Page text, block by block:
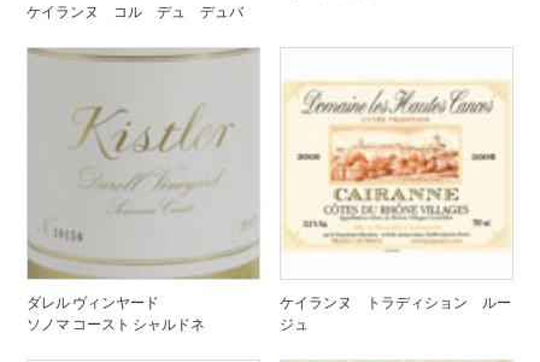
ケイランヌ コル デュ デュバ
ダレル ヴィンヤード
ソノマ コースト シャルドネ
ケイランヌ トラディション ルー
ジュ